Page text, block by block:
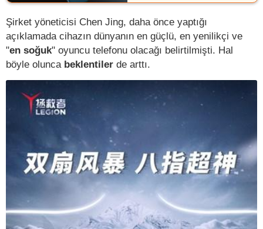
Şirket yöneticisi Chen Jing, daha önce yaptığı
açıklamada cihazın dünyanın en güçlü, en yenilikçi ve
"en soğuk" oyuncu telefonu olacağı belirtilmişti. Hal
böyle olunca beklentiler de arttı.